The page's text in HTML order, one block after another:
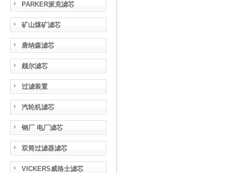
PARKER派克滤芯
矿山煤矿滤芯
唐纳森滤芯
颇尔滤芯
过滤装置
汽轮机滤芯
钢厂 电厂滤芯
双筒过滤器滤芯
VICKERS威格士滤芯